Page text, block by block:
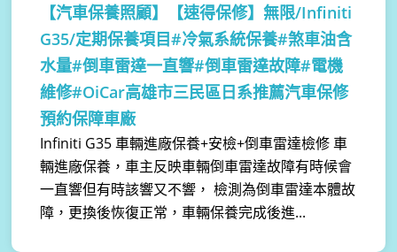
【汽車保養照顧】
【速得保修】無限/Infiniti
G35/定期保養項目#冷氣系統保養#煞車油含
水量#倒車雷達一直響#倒車雷達故障#電機
維修#OiCar高雄市三民區日系推薦汽車保修
預約保障車廠
Infiniti G35 車輛進廠保養+安檢+倒車雷達檢修 車
輛進廠保養，車主反映車輛倒車雷達故障有時候會
一直響但有時該響又不響， 檢測為倒車雷達本體故
障，更換後恢復正常，車輛保養完成後進...